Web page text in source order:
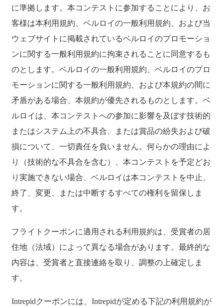
に準拠します。本コンテストに参加することにより、お
客様は本利用規約、ベルロイの一般利用規約、および当
ウェブサイトに掲載されているベルロイのプロモーショ
ンに関する一般利用規約に拘束されることに同意するも
のとします。ベルロイの一般利用規約、ベルロイのプロ
モーションに関する一般利用規約、および本規約の間に
矛盾がある場合、本規約が優先されるものとします。ベ
ルロイは、本コンテストへの参加に影響を及ぼす技術的
またはシステム上の不具合、または賞品の紛失および破
損について、一切責任を負いません。何らかの理由によ
り（技術的な不具合を含む）、本コンテストを予定どお
り実施できない場合、ベルロイは本コンテストを中止、
終了、変更、または中断するすべての権利を留保しま
す。
フライトクーポンに適用される利用規約は、受賞者の居
住地（法域）によって異なる場合があります。最終的な
内容は、受賞者と直接連絡を取り、調整の上確定しま
す。
Intrepidクーポンには、Intrepidが定める下記の利用規約が